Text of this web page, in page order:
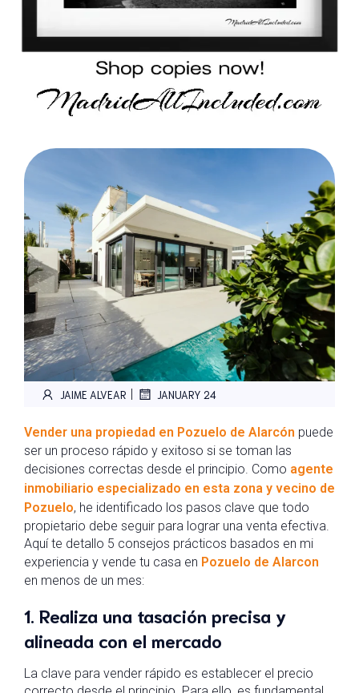
JAIME ALVEAR JANUARY 24
Vender una propiedad en Pozuelo de Alarcón puede
ser un proceso rápido y exitoso si se toman las
decisiones correctas desde el principio. Como agente
inmobiliario especializado en esta zona y vecino de
Pozuelo, he identificado los pasos clave que todo
propietario debe seguir para lograr una venta efectiva.
Aquí te detallo 5 consejos prácticos basados en mi
experiencia y vende tu casa en Pozuelo de Alarcon
en menos de un mes:
1. Realiza una tasación precisa y
alineada con el mercado
La clave para vender rápido es establecer el precio